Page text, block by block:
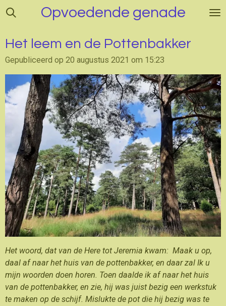
Ga
de
hoofdinhoud
Opvoedende genade
Het leem en de Pottenbakker
Gepubliceerd op 20 augustus 2021 om 15:23
Het woord, dat van de Here tot Jeremia kwam: Maak u op,
daal af naar het huis van de pottenbakker, en daar zal Ik u
mijn woorden doen horen. Toen daalde ik af naar het huis
van de pottenbakker, en zie, hij was juist bezig een werkstuk
te maken op de schijf. Mislukte de pot die hij bezig was te